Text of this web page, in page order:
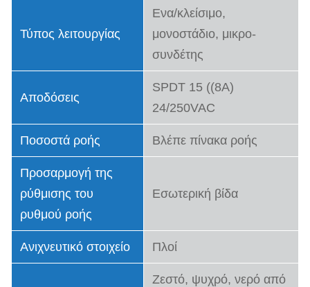
Τύπος λειτουργίας
Ενα/κλείσιμο,
μονοστάδιο, μικρο-
συνδέτης
Αποδόσεις
SPDT 15 ((8A)
24/250VAC
Ποσοστά ροής Βλέπε πίνακα ροής
Προσαρμογή της
ρύθμισης του
ρυθμού ροής
Εσωτερική βίδα
Ανιχνευτικό στοιχείο Πλοί
Ζεστό, ψυχρό, νερό από